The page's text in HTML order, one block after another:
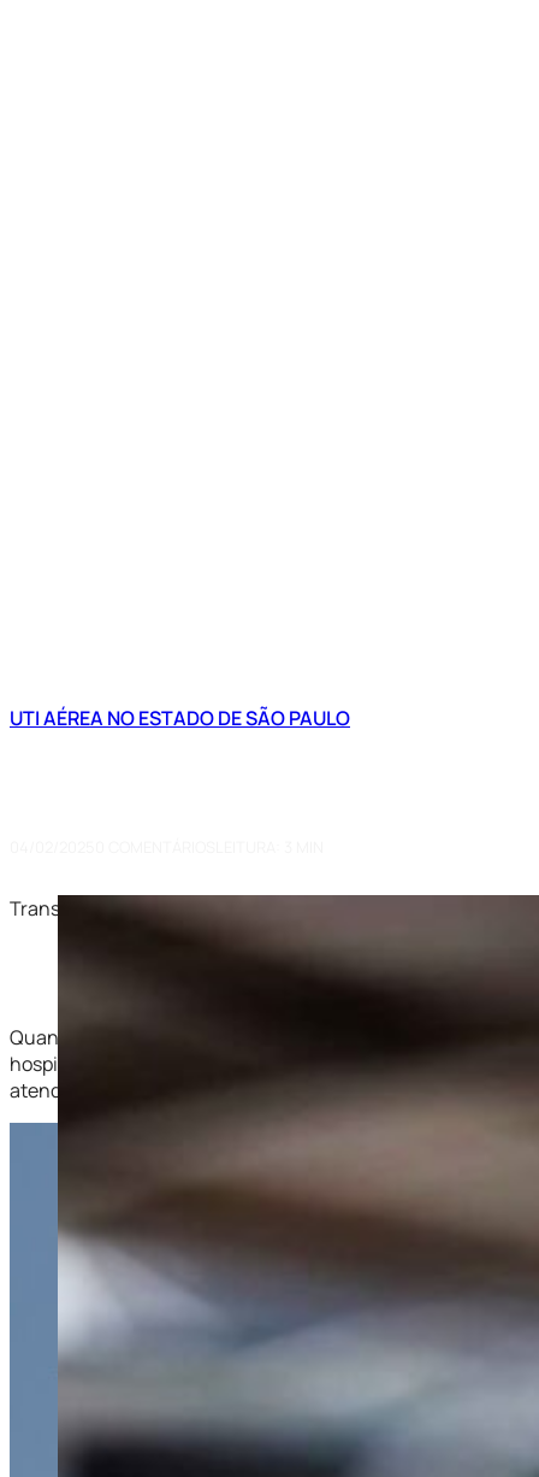
UTI AÉREA NO ESTADO DE SÃO PAULO
Transporte Aéreo de Pacientes em São Paulo – SP:
Quando a vida está em jogo, cada segundo faz diferença.
hospitalares, evacuações médicas e resgates de
atendimento médico especializado durante todo o trajeto.